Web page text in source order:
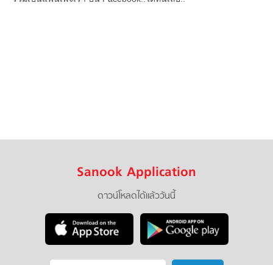
Sanook Application
ดาวน์โหลดได้แล้ววันนี้